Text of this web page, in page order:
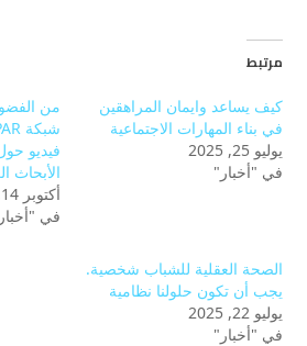
مرتبط
كيف يساعد وايمان المراهقين
في بناء المهارات الاجتماعية
يوليو 25, 2025
في "أخبار"
من
فيديو
الأبحاث
أكتوبر 14, 2025
في
الصحة العقلية للشباب شخصية.
يجب أن تكون حلولنا نظامية
يوليو 22, 2025
في "أخبار"